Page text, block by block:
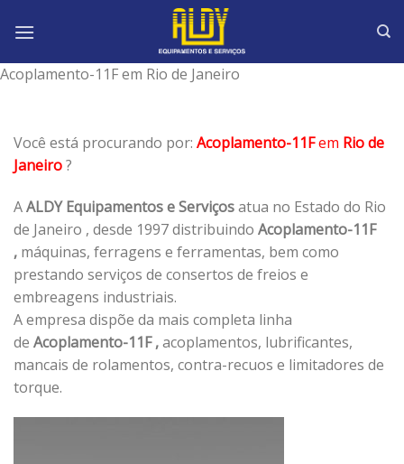
Acoplamento-11F em Rio de Janeiro
Você está procurando por: Acoplamento-11Fem Rio de
Janeiro?
AALDY Equipamentos e Serviçosatua no Estado do Rio
de Janeiro , desde 1997 distribuindo Acoplamento-11F
, máquinas, ferragens e ferramentas, bem como
prestando serviços de consertos de freios e
embreagens industriais.
A empresa dispõe da mais completa linha
de Acoplamento-11F ,acoplamentos, lubrificantes,
mancais de rolamentos, contra-recuos e limitadores de
torque.